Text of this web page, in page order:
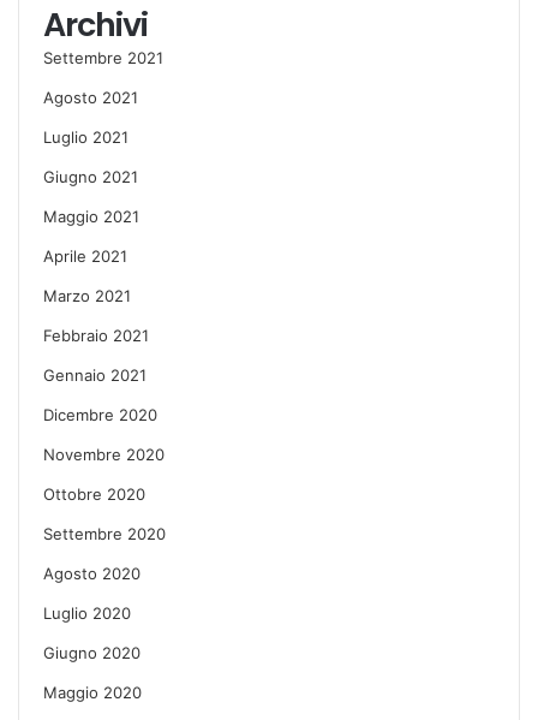
Archivi
Settembre 2021
Agosto 2021
Luglio 2021
Giugno 2021
Maggio 2021
Aprile 2021
Marzo 2021
Febbraio 2021
Gennaio 2021
Dicembre 2020
Novembre 2020
Ottobre 2020
Settembre 2020
Agosto 2020
Luglio 2020
Giugno 2020
Maggio 2020